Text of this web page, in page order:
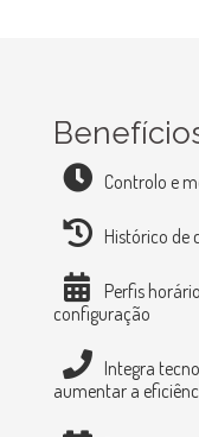
Controlo e
Histórico de
Perfis
configuração
Integra
aumentar a